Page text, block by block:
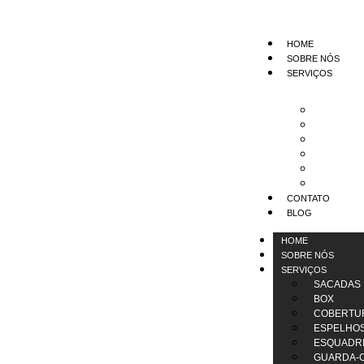
HOME
SOBRE NÓS
SERVIÇOS
CONTATO
BLOG
HOME
SOBRE NÓS
SERVIÇOS
SACADAS
BOX
GUARDA-